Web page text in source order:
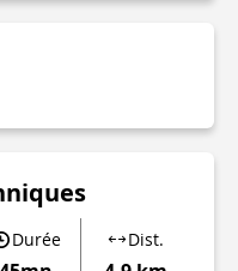
Durée Dist.